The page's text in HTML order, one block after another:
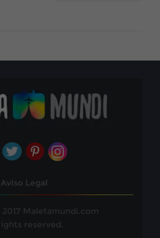
Aviso Legal
Maletamundi.com
reserved.